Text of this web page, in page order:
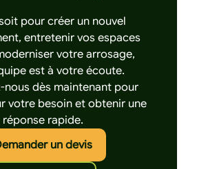
pour créer un nouvel
entretenir vos espaces
votre arrosage,
est à votre écoute.
dès maintenant pour
votre besoin et obtenir une
réponse rapide.
un devisCliquez ici pour